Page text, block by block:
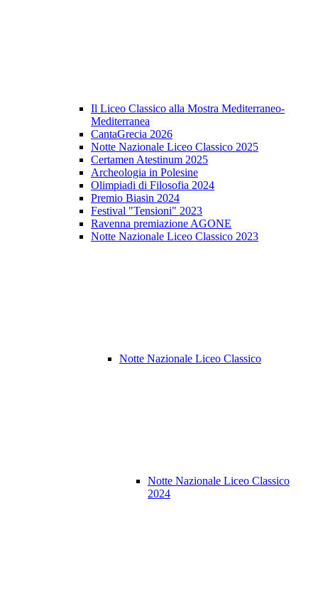
Il Liceo Classico alla Mostra Mediterraneo-
Mediterranea
CantaGrecia 2026
Notte Nazionale Liceo Classico 2025
Certamen Atestinum 2025
Archeologia in Polesine
Olimpiadi di Filosofia 2024
Premio Biasin 2024
Festival "Tensioni" 2023
Ravenna premiazione AGONE
Notte Nazionale Liceo Classico 2023
Notte Nazionale Liceo Classico
Notte Nazionale Liceo Classico
2024